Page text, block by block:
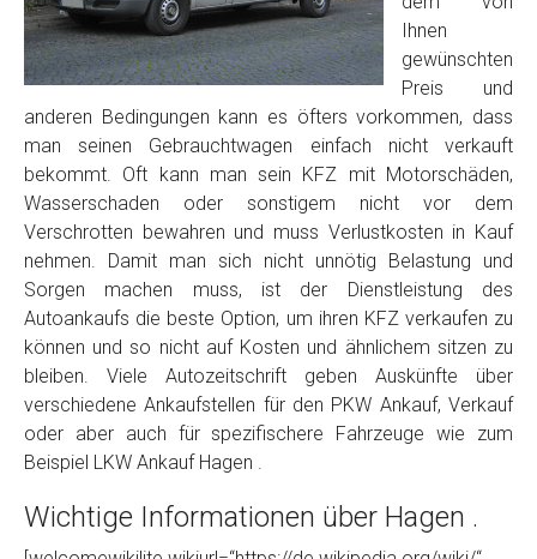
Foto Nr. 2
Foto Nr. 3
Sonstiges
Fertig
Wie viel ist 10+2 ?*
Ihnen
gewünschten
Preis und
anderen Bedingungen kann es öfters vorkommen, dass
man seinen Gebrauchtwagen einfach nicht verkauft
bekommt. Oft kann man sein KFZ mit Motorschäden,
Wasserschaden oder sonstigem nicht vor dem
Verschrotten bewahren und muss Verlustkosten in Kauf
nehmen. Damit man sich nicht unnötig Belastung und
Sorgen machen muss, ist der Dienstleistung des
Autoankaufs die beste Option, um ihren KFZ verkaufen zu
können und so nicht auf Kosten und ähnlichem sitzen zu
bleiben. Viele Autozeitschrift geben Auskünfte über
verschiedene Ankaufstellen für den PKW Ankauf, Verkauf
oder aber auch für spezifischere Fahrzeuge wie zum
Beispiel LKW Ankauf Hagen .
Wichtige Informationen über Hagen .